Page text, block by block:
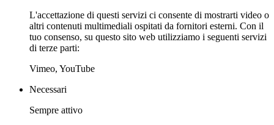
L'accettazione di questi servizi ci consente di mostrarti video o
altri contenuti multimediali ospitati da fornitori esterni. Con il
tuo consenso, su questo sito web utilizziamo i seguenti servizi
di terze parti:
Vimeo, YouTube
Necessari
Sempre attivo